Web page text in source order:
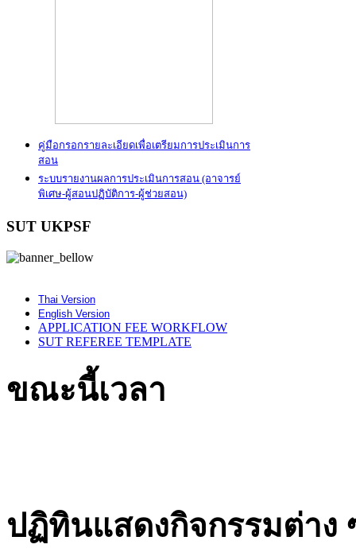
คู่มือกรอกรายละเอียดเพื่อเตรียมการประเมินการ
สอน
ระบบรายงานผลการประเมินการสอน (อาจารย์
พิเศษ-ผู้สอนปฏิบัติการ-ผู้ช่วยสอน)
SUT UKPSF
Thai Version
English Version
APPLICATION FEE WORKFLOW
SUT REFEREE TEMPLATE
mariobete
bahis
nedir
ขณะนี้เวลา
ปฏิทินแสดงกิจกรรมต่าง